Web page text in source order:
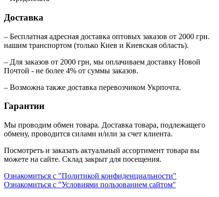
Доставка
– Бесплатная адресная доставка оптовых заказов от 2000 грн.
нашим транспортом (только Киев и Киевская область).
– Для заказов от 2000 грн, мы оплачиваем доставку Новой
Почтой - не более 4% от суммы заказов.
– Возможна также доставка перевозчиком Укрпочта.
Гарантии
Мы проводим обмен товара. Доставка товара, подлежащего
обмену, проводится силами и/или за счет клиента.
Посмотреть и заказать актуальный ассортимент товара вы
можете на сайте. Склад закрыт для посещения.
Ознакомиться с "Политикой конфиденциальности"
Ознакомиться с "Условиями пользованием сайтом"